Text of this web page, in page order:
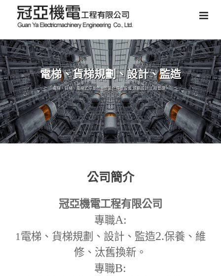
電梯、貨梯規劃、設計、監造
電梯、貨梯、電梯式停車塔、智能化停車設備,規劃設計,工程管理。
公司簡介
冠亞機電工程有限公司
專職A:
1電梯、貨梯規劃、設計、監造2.保養、維
修、汰舊換新。
專職B: